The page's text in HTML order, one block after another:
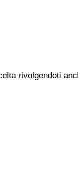
rivolgendoti